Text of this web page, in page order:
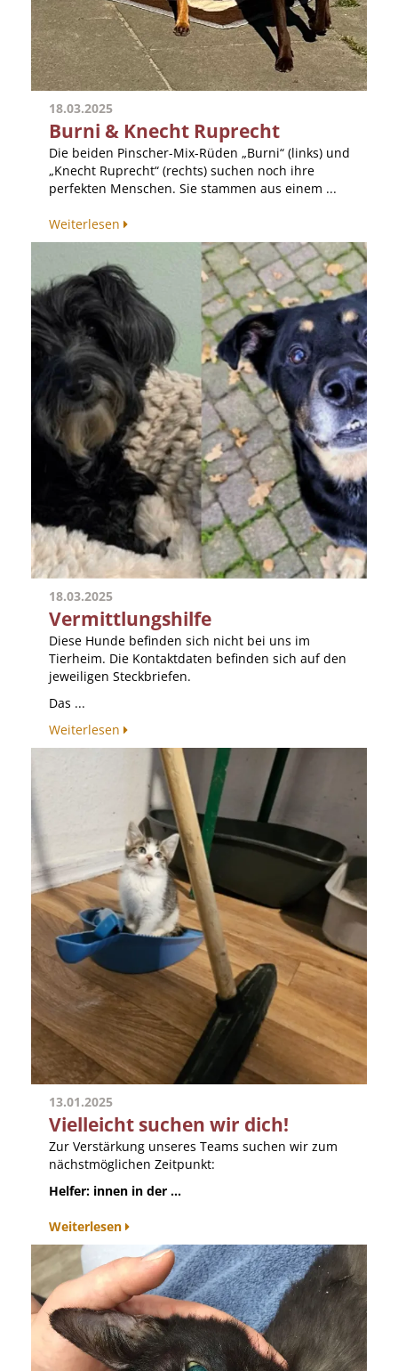
18.03.2025
Burni & Knecht Ruprecht
Die beiden Pinscher-Mix-Rüden „Burni“ (links) und
„Knecht Ruprecht“ (rechts) suchen noch ihre
perfekten Menschen. Sie stammen aus einem ...
Weiterlesen
18.03.2025
Vermittlungshilfe
Diese Hunde befinden sich nicht bei uns im
Tierheim. Die Kontaktdaten befinden sich auf den
jeweiligen Steckbriefen.
Das ...
Weiterlesen
13.01.2025
Vielleicht suchen wir dich!
Zur Verstärkung unseres Teams suchen wir zum
nächstmöglichen Zeitpunkt:
Helfer: innen in der ...
Weiterlesen